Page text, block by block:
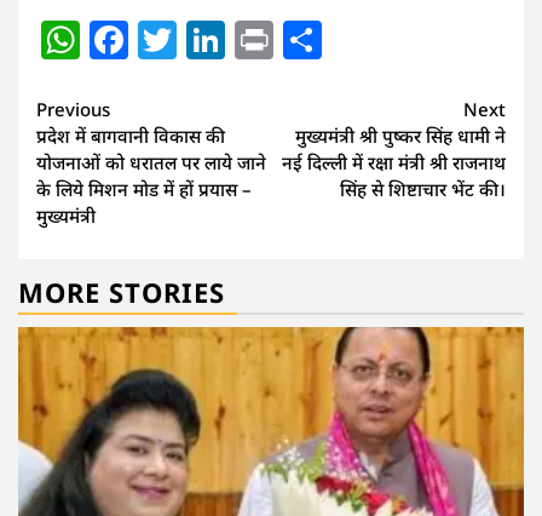
WhatsApp
Facebook
Twitter
LinkedIn
Print
Continue
Reading
Previous
प्रदेश में बागवानी विकास की
योजनाओं को धरातल पर लाये जाने
के लिये मिशन मोड में हों प्रयास –
मुख्यमंत्री
Next
मुख्यमंत्री श्री पुष्कर सिंह धामी ने
नई दिल्ली में रक्षा मंत्री श्री राजनाथ
सिंह से शिष्टाचार भेंट की।
MORE STORIES